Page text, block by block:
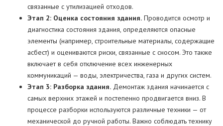
связанные с утилизацией отходов.
Этап 2: Оценка состояния здания. Проводится осмотр и
диагностика состояния здания, определяются опасные
элементы (например, строительные материалы, содержащие
асбест) и оцениваются риски, связанные с сносом. Это также
включает в себя отключение всех инженерных
коммуникаций — воды, электричества, газа и других систем.
Этап 3: Разборка здания. Демонтаж здания начинается с
самых верхних этажей и постепенно продвигается вниз. В
процессе разборки используются различные техники — от
механической до ручной работы. Важно соблюдать технику